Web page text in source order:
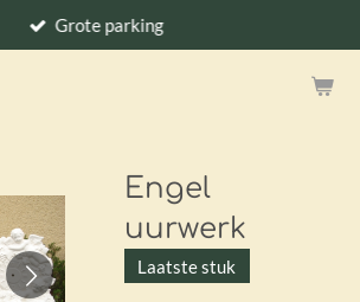
Grote parking
Engel
uurwerk
Laatste stuk